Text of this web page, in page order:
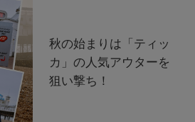
秋の始まりは「ティッ
カ」の人気アウターを
狙い撃ち！